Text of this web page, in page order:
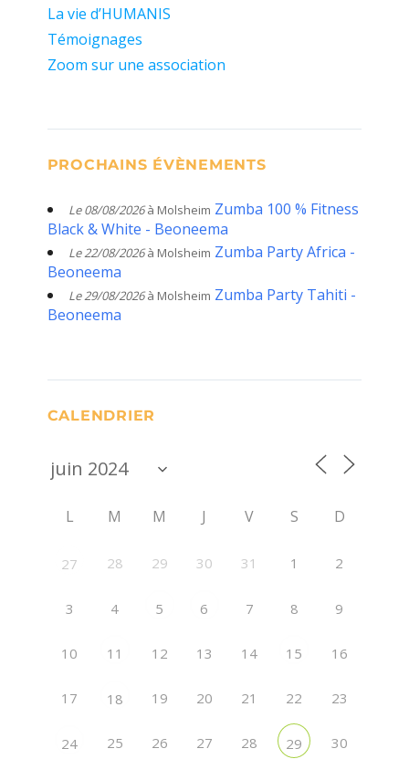
La vie d’HUMANIS
Témoignages
Zoom sur une association
PROCHAINS ÉVÈNEMENTS
Le 08/08/2026à Molsheim Zumba 100 % Fitness
Black & White - Beoneema
Le 22/08/2026à Molsheim Zumba Party Africa -
Beoneema
Le 29/08/2026à Molsheim Zumba Party Tahiti -
Beoneema
CALENDRIER
L M M J V S D
27 28 29 30 31 1 2
3 4 5 6 7 8 9
10 11 12 13 14 15 16
17 18 19 20 21 22 23
24 25 26 27 28 29 30